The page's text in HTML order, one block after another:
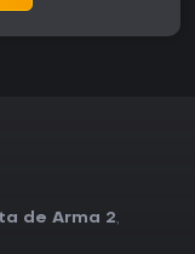
de Arma 2,